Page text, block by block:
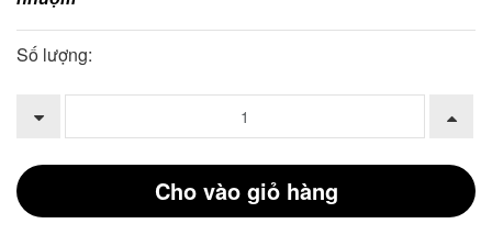
Số lượng:
Cho vào giỏ hàng